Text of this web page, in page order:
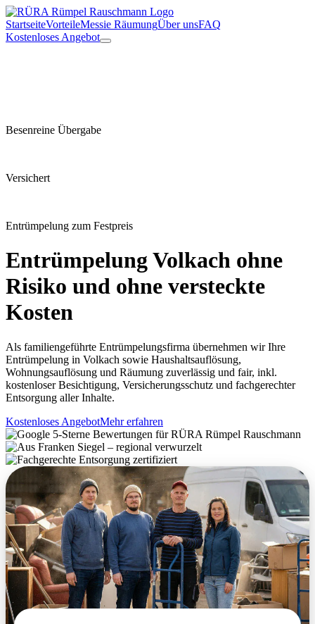
StartseiteVorteileMessie RäumungÜber unsFAQ
Kostenloses Angebot
Besenreine Übergabe
Versichert
Entrümpelung zum Festpreis
EntrümpelungVolkach ohne
Risiko und ohne versteckte
Kosten
Als familiengeführte Entrümpelungsfirma übernehmen wir Ihre
Entrümpelung in Volkach sowie Haushaltsauflösung,
Wohnungsauflösung und Räumung zuverlässig und fair, inkl.
kostenloser Besichtigung, Versicherungsschutz und fachgerechter
Entsorgung aller Inhalte.
Kostenloses AngebotMehr erfahren